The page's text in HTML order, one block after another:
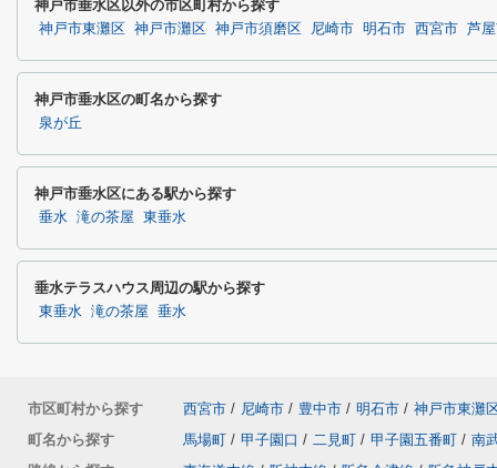
神戸市垂水区以外の市区町村から探す
神戸市東灘区 神戸市灘区 神戸市須磨区 尼崎市 明石市 西宮市 芦
神戸市垂水区の町名から探す
泉が丘
神戸市垂水区にある駅から探す
垂水 滝の茶屋 東垂水
垂水テラスハウス周辺の駅から探す
東垂水 滝の茶屋 垂水
市区町村から探す 西宮市 / 尼崎市 / 豊中市 / 明石市 / 神戸市東灘
町名から探す
馬場町 / 甲子園口 / 二見町 / 甲子園五番町 / 南